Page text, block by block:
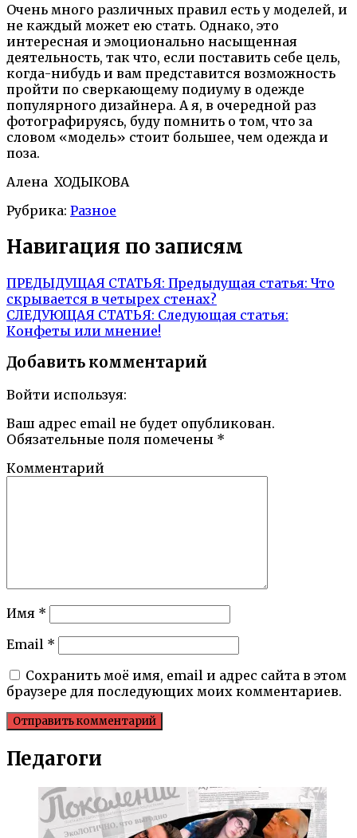
Очень много различных правил есть у моделей, и
не каждый может ею стать. Однако, это
интересная и эмоционально насыщенная
деятельность, так что, если поставить себе цель,
когда-нибудь и вам представится возможность
пройти по сверкающему подиуму в одежде
популярного дизайнера. А я, в очередной раз
фотографируясь, буду помнить о том, что за
словом «модель» стоит большее, чем одежда и
поза.
Алена ХОДЫКОВА
Рубрика: Разное
Навигация по записям
ПРЕДЫДУЩАЯ СТАТЬЯ: Предыдущая статья: Что
скрывается в четырех стенах?
СЛЕДУЮЩАЯ СТАТЬЯ: Следующая статья:
Конфеты или мнение!
Добавить комментарий
Войти используя:
Ваш адрес email не будет опубликован.
Обязательные поля помечены *
Комментарий
Имя *
Email *
Сохранить моё имя, email и адрес сайта в этом
браузере для последующих моих комментариев.
Педагоги